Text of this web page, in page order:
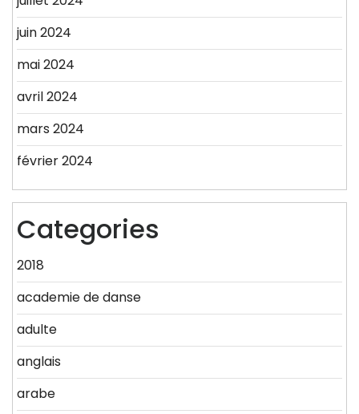
juin 2024
mai 2024
avril 2024
mars 2024
février 2024
Categories
2018
academie de danse
adulte
anglais
arabe